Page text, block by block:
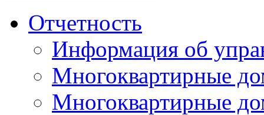
Отчетность
Информация об
Многоквартирные
Многоквартирные